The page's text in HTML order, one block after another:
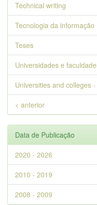
Technical writing
Tecnologia da informação
Teses
Universidades e
Universities and colleges
< anterior
Data de Publicação
2020 - 2026
2010 - 2019
2008 - 2009